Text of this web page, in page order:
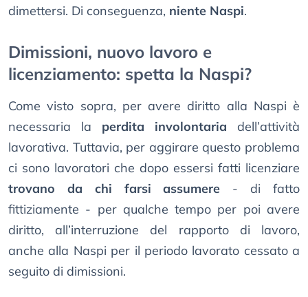
dimettersi. Di conseguenza, niente Naspi.
Dimissioni, nuovo lavoro e
licenziamento: spetta la Naspi?
Come visto sopra, per avere diritto alla Naspi è
necessaria la perdita involontaria dell’attività
lavorativa. Tuttavia, per aggirare questo problema
ci sono lavoratori che dopo essersi fatti licenziare
trovano da chi farsi assumere - di fatto
fittiziamente - per qualche tempo per poi avere
diritto, all’interruzione del rapporto di lavoro,
anche alla Naspi per il periodo lavorato cessato a
seguito di dimissioni.